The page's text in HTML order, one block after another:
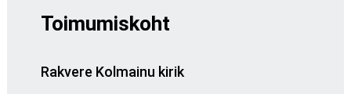
Toimumiskoht
Rakvere Kolmainu kirik